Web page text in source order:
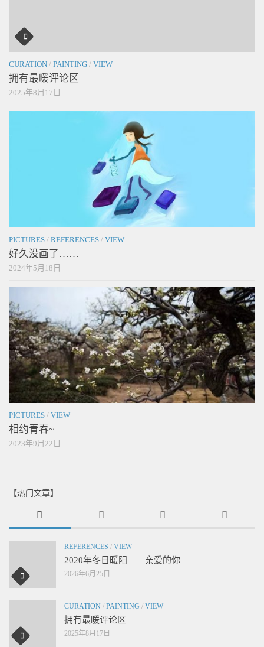
CURATION / PAINTING / VIEW
拥有最暖评论区
2025年8月17日
PICTURES / REFERENCES / VIEW
好久没画了……
2024年5月18日
PICTURES / VIEW
相约青春~
2023年9月22日
【热门文章】
REFERENCES / VIEW
2020年冬日暖阳——亲爱的你
2026年6月25日
CURATION / PAINTING / VIEW
拥有最暖评论区
2025年8月17日